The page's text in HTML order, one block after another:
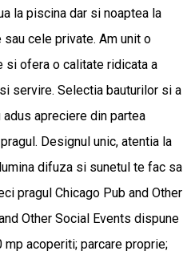
la piscina dar si noaptea la
cele private. Am unit o
si ofera o calitate ridicata a
servire. Selectia bauturilor si a
apreciere din partea
Designul unic, atentia la
difuza si sunetul te fac sa
pragul Chicago Pub and Other
Other Social Events dispune
acoperiti; parcare proprie;